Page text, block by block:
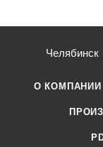
Челябинск
О КОМПАНИИ